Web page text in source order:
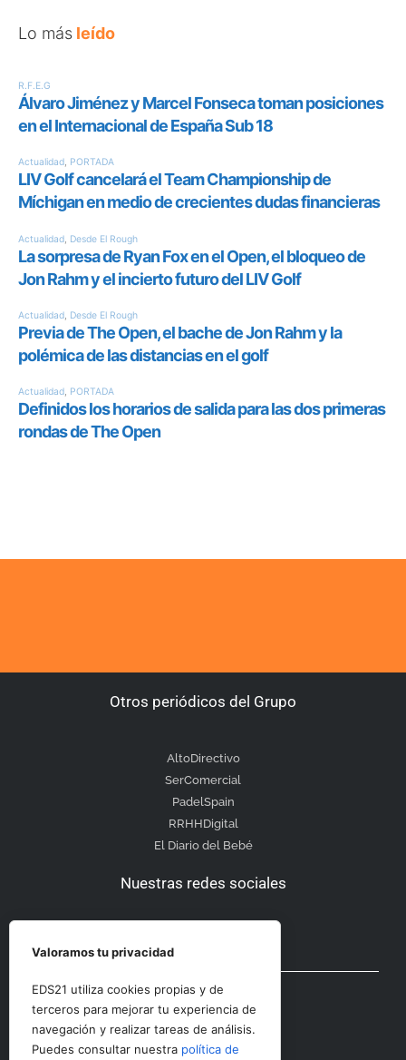
Lo más leído
Otros periódicos del Grupo
AltoDirectivo
SerComercial
PadelSpain
RRHHDigital
El Diario del Bebé
Nuestras redes sociales
Otras secciones
Contacto
Valoramos tu privacidad
EDS21 utiliza cookies propias y de
terceros para mejorar tu experiencia de
navegación y realizar tareas de análisis.
Puedes consultar nuestra política de